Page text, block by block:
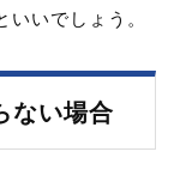
いでしょう。
ない場合